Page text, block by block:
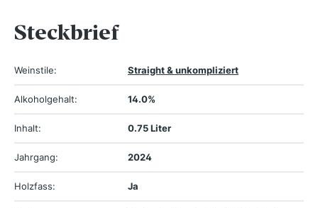
Steckbrief
Weinstile: Straight & unkompliziert
Alkoholgehalt: 14.0%
Inhalt: 0.75 Liter
Jahrgang: 2024
Holzfass: Ja